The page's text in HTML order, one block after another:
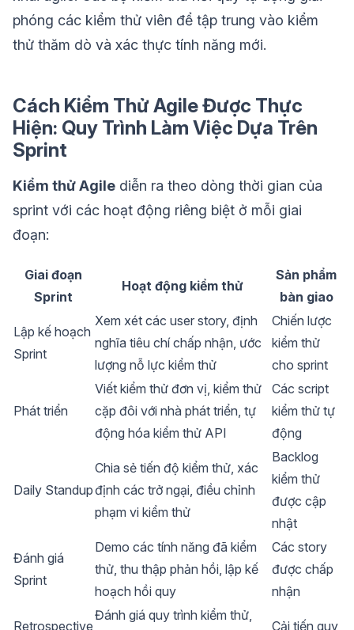
phóng các kiểm thử viên để tập trung vào kiểm
thử thăm dò và xác thực tính năng mới.
Cách Kiểm Thử Agile Được Thực
Hiện: Quy Trình Làm Việc Dựa Trên
Sprint
Kiểm thử Agile diễn ra theo dòng thời gian của
sprint với các hoạt động riêng biệt ở mỗi giai
đoạn:
Giai đoạn
Sprint
Hoạt động kiểm thử
Sản phẩm
bàn giao
Lập kế hoạch
Sprint
Xem xét các user story, định
nghĩa tiêu chí chấp nhận, ước
lượng nỗ lực kiểm thử
Chiến lược
kiểm thử
cho sprint
Phát triển
Viết kiểm thử đơn vị, kiểm thử
cặp đôi với nhà phát triển, tự
động hóa kiểm thử API
Các script
kiểm thử tự
động
Daily Standup
Chia sẻ tiến độ kiểm thử, xác
định các trở ngại, điều chỉnh
phạm vi kiểm thử
Backlog
kiểm thử
được cập
nhật
Đánh giá
Sprint
Demo các tính năng đã kiểm
thử, thu thập phản hồi, lập kế
hoạch hồi quy
Các story
được chấp
nhận
Retrospective
Đánh giá quy trình kiểm thử,
Cải tiến quy